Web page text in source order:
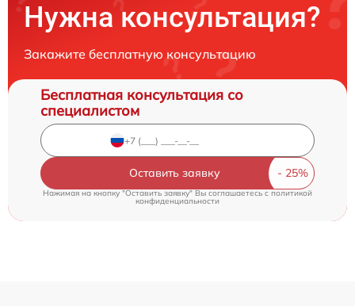
Нужна консультация?
Закажите бесплатную консультацию
Бесплатная консультация со
специалистом
Оставить заявку
Нажимая на кнопку "Оставить заявку" Вы соглашаетесь cполитикой
конфиденциальности